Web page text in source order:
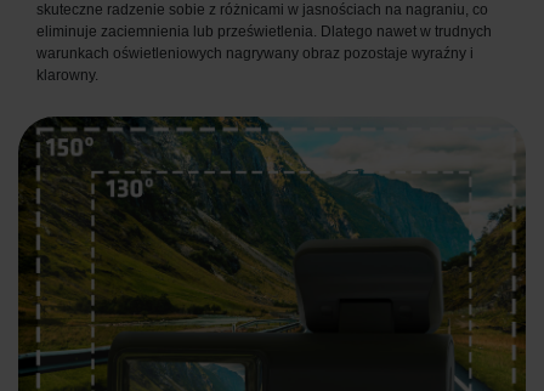
skuteczne radzenie sobie z różnicami w jasnościach na nagraniu, co
eliminuje zaciemnienia lub prześwietlenia. Dlatego nawet w trudnych
warunkach oświetleniowych nagrywany obraz pozostaje wyraźny i
klarowny.